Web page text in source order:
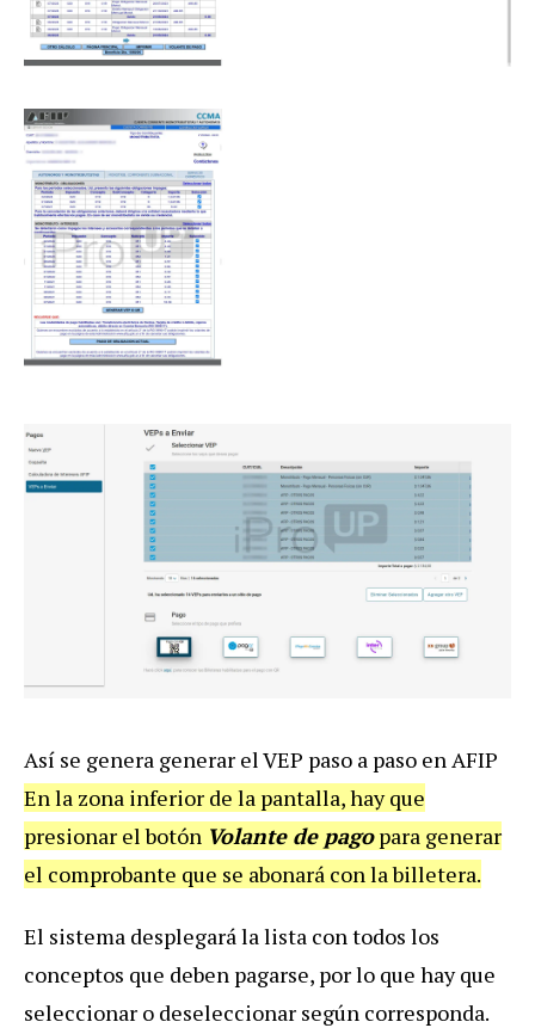
Así se genera generar el VEP paso a paso en AFIP
En la zona inferior de la pantalla, hay que
presionar el botón Volante de pagopara generar
el comprobante que se abonará con la billetera.
El sistema desplegará la lista con todos los
conceptos que deben pagarse, por lo que hay que
seleccionar o deseleccionar según corresponda.